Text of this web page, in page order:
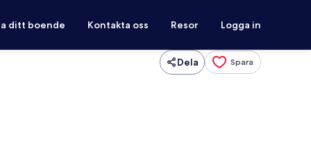
ditt boende Kontakta oss Resor Logga in
Dela Spara